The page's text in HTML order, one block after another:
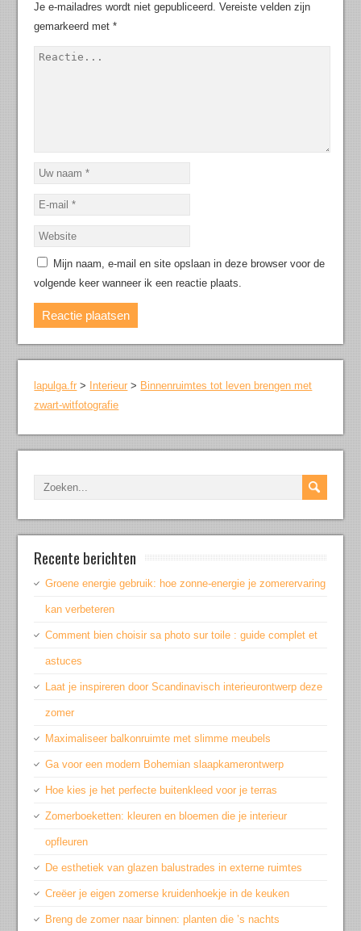
Je e-mailadres wordt niet gepubliceerd. Vereiste velden zijn
gemarkeerd met*
Mijn naam, e-mail en site opslaan in deze browser voor de
volgende keer wanneer ik een reactie plaats.
lapulga.fr > Interieur > Binnenruimtes tot leven brengen met
zwart-witfotografie
Recente berichten
Groene energie gebruik: hoe zonne-energie je zomerervaring
kan verbeteren
Comment bien choisir sa photo sur toile : guide complet et
astuces
Laat je inspireren door Scandinavisch interieurontwerp deze
zomer
Maximaliseer balkonruimte met slimme meubels
Ga voor een modern Bohemian slaapkamerontwerp
Hoe kies je het perfecte buitenkleed voor je terras
Zomerboeketten: kleuren en bloemen die je interieur
opfleuren
De esthetiek van glazen balustrades in externe ruimtes
Creëer je eigen zomerse kruidenhoekje in de keuken
Breng de zomer naar binnen: planten die ’s nachts